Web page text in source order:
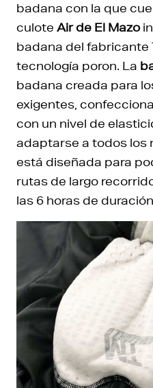
badana con la que
culote Air de El Mazo
badana del fabricante
tecnología poron. La
badana creada para
exigentes,
con un nivel de
adaptarse a todos los
está diseñada para
rutas de largo
las 6 horas de